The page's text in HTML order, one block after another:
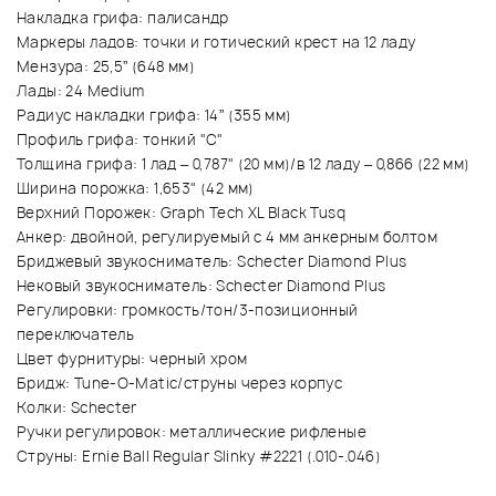
Накладка грифа: палисандр
Маркеры ладов: точки и готический крест на 12 ладу
Мензура: 25,5” (648 мм)
Лады: 24 Medium
Радиус накладки грифа: 14” (355 мм)
Профиль грифа: тонкий "С"
Толщина грифа: 1 лад – 0,787" (20 мм)/в 12 ладу – 0,866 (22 мм)
Ширина порожка: 1,653" (42 мм)
Верхний Порожек: Graph Tech XL Black Tusq
Анкер: двойной, регулируемый с 4 мм анкерным болтом
Бриджевый звукосниматель: Schecter Diamond Plus
Нековый звукосниматель: Schecter Diamond Plus
Регулировки: громкость/тон/3-позиционный
переключатель
Цвет фурнитуры: черный хром
Бридж: Tune-O-Matic/струны через корпус
Колки: Schecter
Ручки регулировок: металлические рифленые
Струны: Ernie Ball Regular Slinky #2221 (.010-.046)